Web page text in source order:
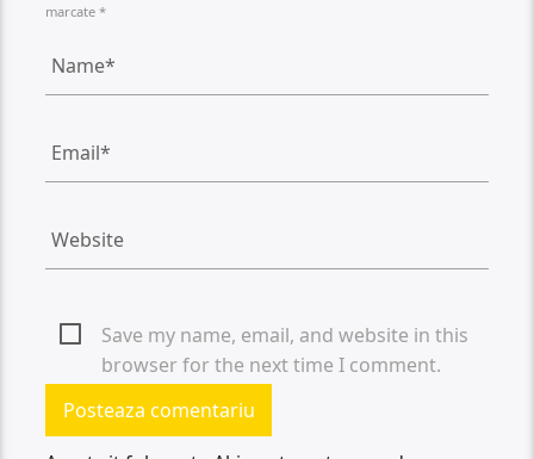
marcate *
Save my name, email, and website in this
browser for the next time I comment.